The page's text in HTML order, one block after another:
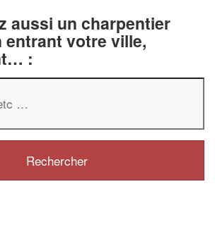
aussi un charpentier
entrant votre ville,
: